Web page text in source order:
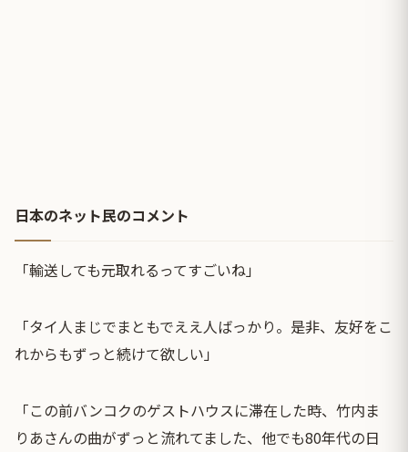
日本のネット民のコメント
「輸送しても元取れるってすごいね」
「タイ人まじでまともでええ人ばっかり。是非、友好をこ
れからもずっと続けて欲しい」
「この前バンコクのゲストハウスに滞在した時、竹内ま
りあさんの曲がずっと流れてました、他でも80年代の日